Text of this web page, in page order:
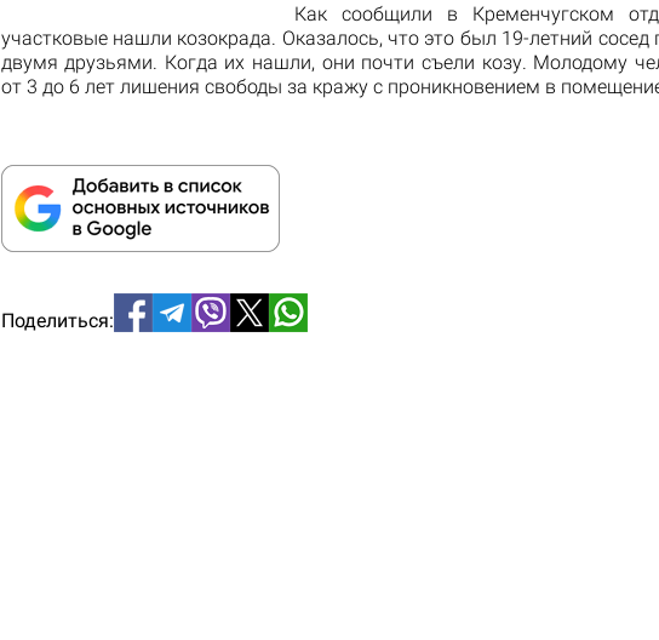
Как сообщили в Кременчугском
участковые нашли козокрада. Оказалось, что это был 19-летний сосед
двумя друзьями. Когда их нашли, они почти съели козу. Молодому
от 3 до 6 лет лишения свободы за кражу с проникновением в
Поделиться: